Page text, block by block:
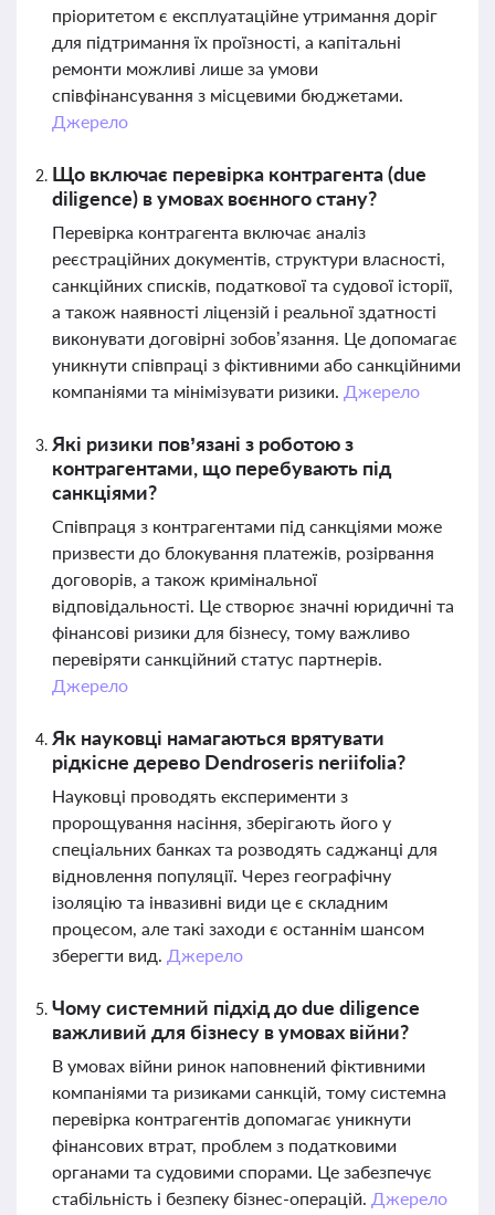
пріоритетом є експлуатаційне утримання доріг
для підтримання їх проїзності, а капітальні
ремонти можливі лише за умови
співфінансування з місцевими бюджетами.
Джерело
Що включає перевірка контрагента (due
diligence) в умовах воєнного стану?
Перевірка контрагента включає аналіз
реєстраційних документів, структури власності,
санкційних списків, податкової та судової історії,
а також наявності ліцензій і реальної здатності
виконувати договірні зобов’язання. Це допомагає
уникнути співпраці з фіктивними або санкційними
компаніями та мінімізувати ризики. Джерело
Які ризики пов’язані з роботою з
контрагентами, що перебувають під
санкціями?
Співпраця з контрагентами під санкціями може
призвести до блокування платежів, розірвання
договорів, а також кримінальної
відповідальності. Це створює значні юридичні та
фінансові ризики для бізнесу, тому важливо
перевіряти санкційний статус партнерів.
Джерело
Як науковці намагаються врятувати
рідкісне дерево Dendroseris neriifolia?
Науковці проводять експерименти з
пророщування насіння, зберігають його у
спеціальних банках та розводять саджанці для
відновлення популяції. Через географічну
ізоляцію та інвазивні види це є складним
процесом, але такі заходи є останнім шансом
зберегти вид. Джерело
Чому системний підхід до due diligence
важливий для бізнесу в умовах війни?
В умовах війни ринок наповнений фіктивними
компаніями та ризиками санкцій, тому системна
перевірка контрагентів допомагає уникнути
фінансових втрат, проблем з податковими
органами та судовими спорами. Це забезпечує
стабільність і безпеку бізнес-операцій. Джерело